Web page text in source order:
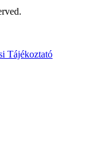
Tájékoztató